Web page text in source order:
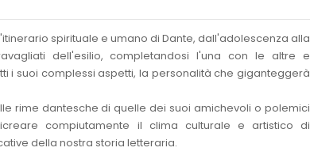
spirituale e umano di Dante, dall'adolescenza alla
dell'esilio, completandosi l'una con le altre e
i suoi complessi aspetti, la personalità che giganteggerà
rime dantesche di quelle dei suoi amichevoli o polemici
compiutamente il clima culturale e artistico di
della nostra storia letteraria.